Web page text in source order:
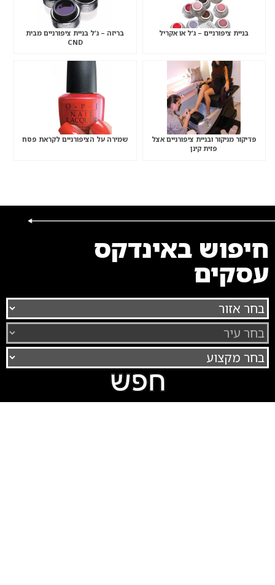
בניית ציפורניים – ג’ל או אקריל
בריזה – ג’ל בניית ציפורניים מבית
CND
פדיקור מניקור ובניית ציפורניים אצל
פזית קינן
שמירה על הציפורניים לקראת פסח
חיפוש באינדקס
עסקים